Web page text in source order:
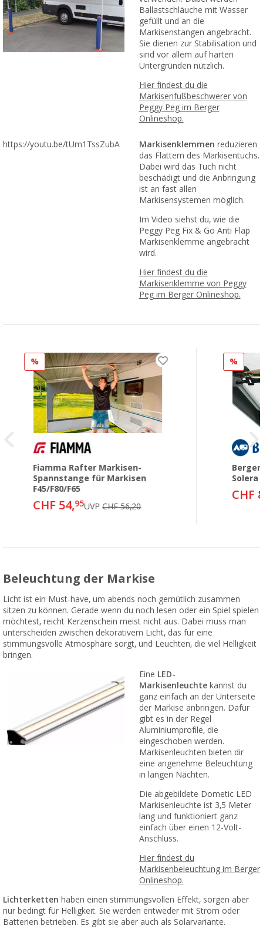
Ballastschläuche mit Wasser
gefüllt und an die
Markisenstangen angebracht.
Sie dienen zur Stabilisation und
sind vor allem auf harten
Untergründen nützlich.
Hier findest du die
Markisenfußbeschwerer von
Peggy Peg im Berger
Onlineshop.
https://youtu.be/tUm1TssZubA Markisenklemmen reduzieren
das Flattern des Markisentuchs.
Dabei wird das Tuch nicht
beschädigt und die Anbringung
ist an fast allen
Markisensystemen möglich.
Im Video siehst du, wie die
Peggy Peg Fix & Go Anti Flap
Markisenklemme angebracht
wird.
Hier findest du die
Markisenklemme von Peggy
Peg im Berger Onlineshop.
%
Fiamma Rafter Markisen-
Spannstange für Markisen
F45/F80/F65
CHF 54,95UVPCHF 56,20
%
Solera
CHF
Beleuchtung der Markise
Licht ist ein Must-have, um abends noch gemütlich zusammen
sitzen zu können. Gerade wenn du noch lesen oder ein Spiel spielen
möchtest, reicht Kerzenschein meist nicht aus. Dabei muss man
unterscheiden zwischen dekorativem Licht, das für eine
stimmungsvolle Atmosphäre sorgt, und Leuchten, die viel Helligkeit
bringen.
Eine LED-
Markisenleuchte kannst du
ganz einfach an der Unterseite
der Markise anbringen. Dafür
gibt es in der Regel
Aluminiumprofile, die
eingeschoben werden.
Markisenleuchten bieten dir
eine angenehme Beleuchtung
in langen Nächten.
Die abgebildete Dometic LED
Markisenleuchte ist 3,5 Meter
lang und funktioniert ganz
einfach über einen 12-Volt-
Anschluss.
Hier findest du
Markisenbeleuchtung im Berger
Onlineshop.
Lichterketten haben einen stimmungsvollen Effekt, sorgen aber
nur bedingt für Helligkeit. Sie werden entweder mit Strom oder
Batterien betrieben. Es gibt sie aber auch als Solarvariante.